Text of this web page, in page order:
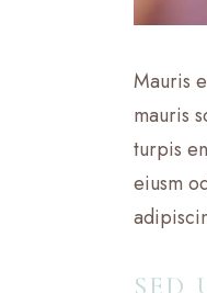
Mauris
mauris
turpis
eiusm